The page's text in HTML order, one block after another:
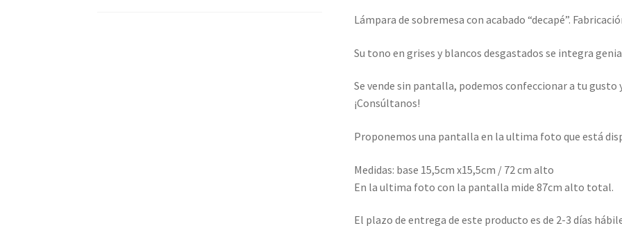
Lámpara de sobremesa con acabado “decapé”.
Su tono en grises y blancos desgastados se integra
Se vende sin pantalla, podemos confeccionar a tu gusto
¡Consúltanos!
Proponemos una pantalla en la ultima foto que está
Medidas: base 15,5cm x15,5cm / 72 cm alto
En la ultima foto con la pantalla mide 87cm alto total.
El plazo de entrega de este producto es de 2-3 días